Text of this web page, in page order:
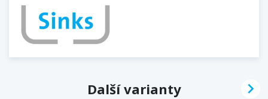
Další varianty 